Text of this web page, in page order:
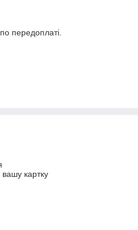
передоплаті.
картку